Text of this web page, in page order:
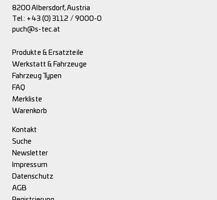
8200 Albersdorf, Austria
Tel.: +43 (0) 3112 / 9000-0
puch@s-tec.at
Produkte & Ersatzteile
Werkstatt & Fahrzeuge
Fahrzeug Typen
FAQ
Merkliste
Warenkorb
Kontakt
Suche
Newsletter
Impressum
Datenschutz
AGB